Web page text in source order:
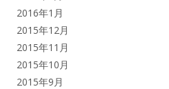
2016年1月
2015年12月
2015年11月
2015年10月
2015年9月